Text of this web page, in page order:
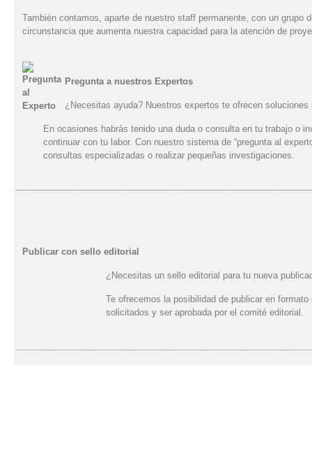
También contamos, aparte de nuestro staff permanente, con un
circunstancia que aumenta nuestra capacidad para la atención de
Pregunta a nuestros Expertos
¿Necesitas ayuda? Nuestros expertos te ofrecen soluciones
En ocasiones habrás tenido una duda o consulta en tu trabajo o
continuar con tu labor. Con nuestro sistema de “pregunta al
consultas especializadas o realizar pequeñas investigaciones.
Publicar con sello editorial
¿Necesitas un sello editorial para tu nueva
Te ofrecemos la posibilidad de publicar en
solicitados y ser aprobada por el comité editorial.